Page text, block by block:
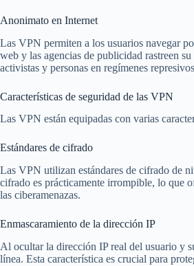
Anonimato en Internet
Las VPN permiten a los usuarios navegar
web y las agencias de publicidad rastreen
activistas y personas en regímenes
Características de seguridad de las VPN
Las VPN están equipadas con varias
Estándares de cifrado
Las VPN utilizan estándares de cifrado de
cifrado es prácticamente irrompible, lo que
las ciberamenazas.
Enmascaramiento de la dirección IP
Al ocultar la dirección IP real del usuario y
línea. Esta característica es crucial para